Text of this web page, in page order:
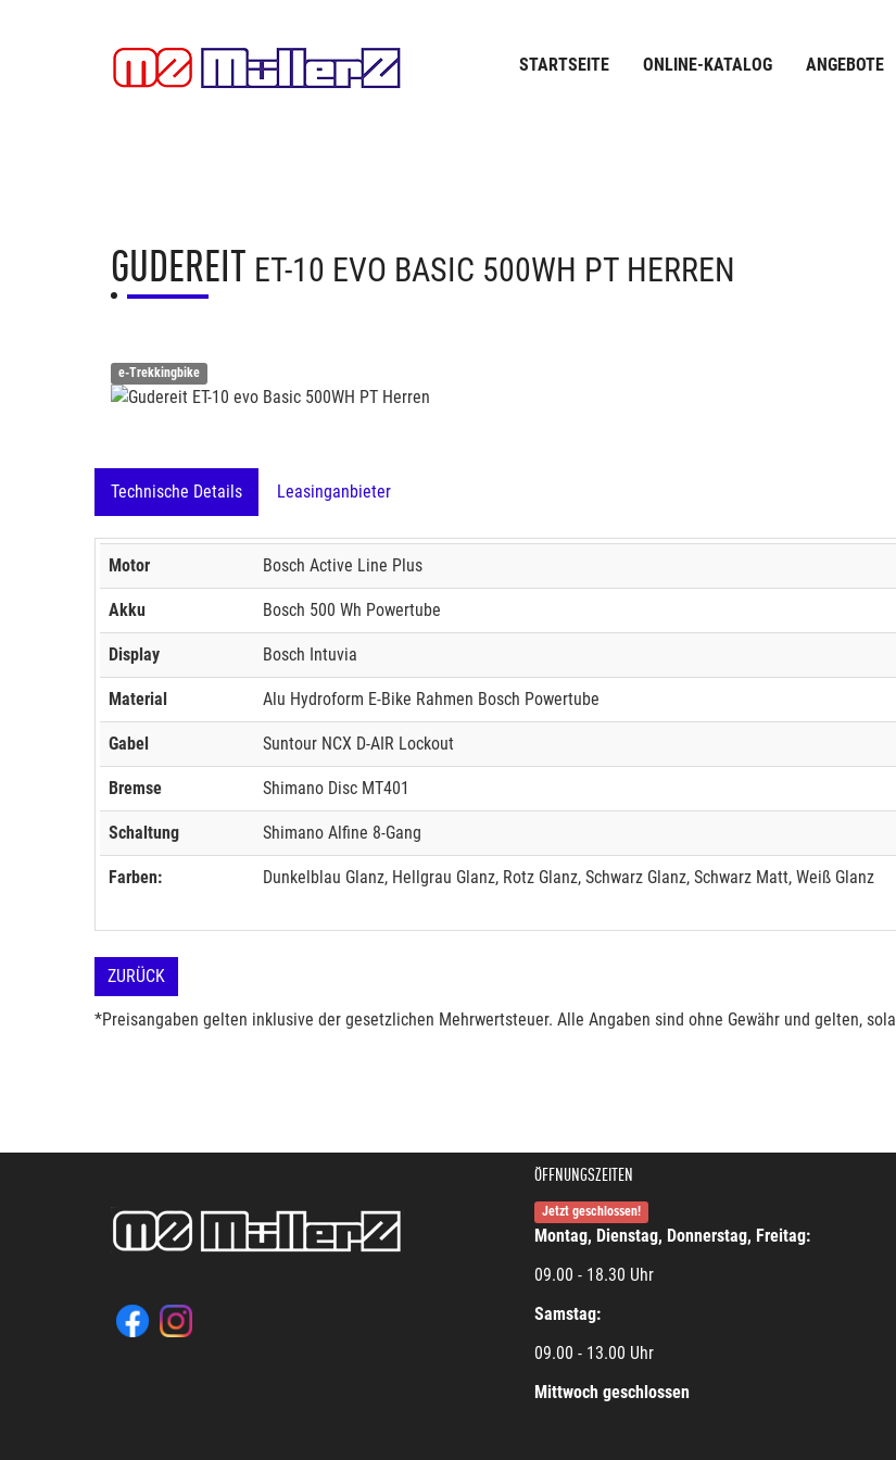
STARTSEITE ONLINE-KATALOG ANGEBOTE
GUDEREIT ET-10 EVO BASIC 500WH PT HERREN
e-Trekkingbike
Technische Details Leasinganbieter
Motor Bosch Active Line Plus
Akku Bosch 500 Wh Powertube
Display Bosch Intuvia
Material Alu Hydroform E-Bike Rahmen Bosch Powertube
Gabel Suntour NCX D-AIR Lockout
Bremse Shimano Disc MT401
Schaltung Shimano Alfine 8-Gang
Farben: Dunkelblau Glanz, Hellgrau Glanz, Rotz Glanz, Schwarz Glanz, Schwarz Matt, Weiß Glanz
ZURÜCK
*Preisangaben gelten inklusive der gesetzlichen Mehrwertsteuer. Alle Angaben sind ohne Gewähr und gelten,
ÖFFNUNGSZEITEN
Jetzt geschlossen!
Montag, Dienstag, Donnerstag, Freitag:
09.00 - 18.30 Uhr
Samstag:
09.00 - 13.00 Uhr
Mittwoch geschlossen